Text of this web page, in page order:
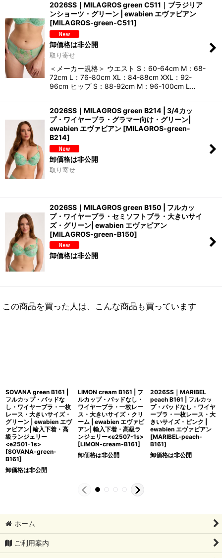
2026SS｜MILAGROS green C511｜ブラジリア
ンショーツ・グリーン | ewabien エヴァビアン
[MILAGROS-green-C511]
卸価格は非公開
取り寄せ
＜メーカー規格＞ ウエスト S：60-64cm M：68-
72cm L：76-80cm XL：84-88cm XXL：92-
96cm ヒップ S：88-92cm M：96-100cm L…
2026SS｜MILAGROS green B214 | 3/4カッ
プ・ワイヤーブラ・グラマー向け・グリーン|
ewabien エヴァビアン [MILAGROS-green-
B214]
卸価格は非公開
取り寄せ
2026SS｜MILAGROS green B150 | フルカッ
プ・ワイヤーブラ・セミソフトブラ・大きいサイ
ズ・グリーン| ewabien エヴァビアン
[MILAGROS-green-B150]
卸価格は非公開
この商品を買った人は、こんな商品も買っています
SOVANA green B161 |
フルカップ・パッドな
し・ワイヤーブラ・一枚
レース・大きいサイズ・
グリーン | ewabien エヴ
ァビアン| 輸入下着・高
級ランジェリー
<e2501-1s>
[SOVANA-green-
B161]
卸価格は非公開
LIMON cream B161 | フ
ルカップ・パッドなし・
ワイヤーブラ・一枚レー
ス・大きいサイズ・クリ
ーム | ewabien エヴァビ
アン| 輸入下着・高級ラ
ンジェリー<e2507-1s>
[LIMON-cream-B161]
卸価格は非公開
2026SS｜MARIBEL
peach B161 | フルカッ
プ・パッドなし・ワイヤ
ーブラ・一枚レース・大
きいサイズ・ピンク |
ewabien エヴァビアン
[MARIBEL-peach-
B161]
卸価格は非公開
ホーム
ご利用案内